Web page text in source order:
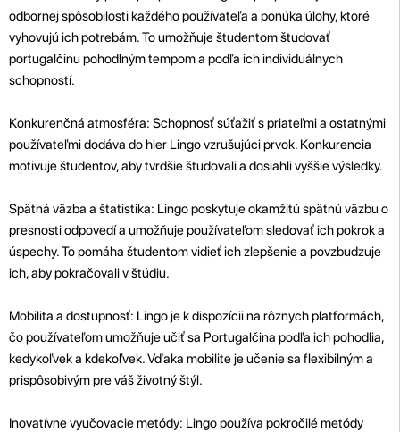
odbornej spôsobilosti každého používateľa a ponúka úlohy, ktoré
vyhovujú ich potrebám. To umožňuje študentom študovať
portugalčinu pohodlným tempom a podľa ich individuálnych
schopností.
Konkurenčná atmosféra: Schopnosť súťažiť s priateľmi a ostatnými
používateľmi dodáva do hier Lingo vzrušujúci prvok. Konkurencia
motivuje študentov, aby tvrdšie študovali a dosiahli vyššie výsledky.
Spätná väzba a štatistika: Lingo poskytuje okamžitú spätnú väzbu o
presnosti odpovedí a umožňuje používateľom sledovať ich pokrok a
úspechy. To pomáha študentom vidieť ich zlepšenie a povzbudzuje
ich, aby pokračovali v štúdiu.
Mobilita a dostupnosť: Lingo je k dispozícii na rôznych platformách,
čo používateľom umožňuje učiť sa Portugalčina podľa ich pohodlia,
kedykoľvek a kdekoľvek. Vďaka mobilite je učenie sa flexibilným a
prispôsobivým pre váš životný štýl.
Inovatívne vyučovacie metódy: Lingo používa pokročilé metódy